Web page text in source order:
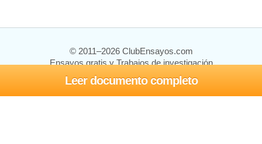
Leer documento completo
© 2011–2026 ClubEnsayos.com
Ensayos gratis y Trabajos de investigación